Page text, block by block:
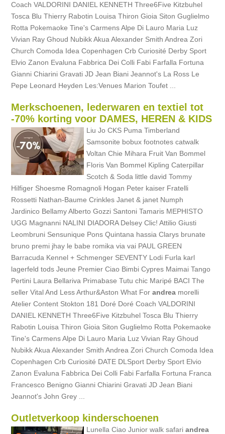
Coach VALDORINI DANIEL KENNETH Three6Five Kitzbuhel
Tosca Blu Thierry Rabotin Louisa Thiron Gioia Siton Guglielmo
Rotta Pokemaoke Tine's Carmens Alpe Di Lauro Maria Luz
Vivian Ray Ghoud Nubikk Akua Alexander Smith Andrea Zori
Church Comoda Idea Copenhagen Crb Curiosité Derby Sport
Elvio Zanon Evaluna Fabbrica Dei Colli Fabi Farfalla Fortuna
Gianni Chiarini Gravati JD Jean Biani Jeannot's La Ross Le
Pepe Leonard Heyden Les:Venues Marion Toufet ...
Merkschoenen, lederwaren en textiel tot
-70% korting voor DAMES, HEREN & KIDS
Liu Jo CKS Puma Timberland
Samsonite bobux footnotes catwalk
Voltan Chie Mihara Fruit Van Bommel
Floris Van Bommel Kipling Caterpillar
Scotch & Soda little david Tommy
Hilfiger Shoesme Romagnoli Hogan Peter kaiser Fratelli
Rossetti Nathan-Baume Crinkles Janet & janet Numph
Jardinico Bellamy Alberto Gozzi Santoni Tamaris MEPHISTO
UGG Magnanni NALINI DIADORA Delsey Clic! Attilio Giusti
Leombruni Sensunique Pons Quintana hassia Clarys brunate
bruno premi jhay le babe romika via vai PAUL GREEN
Barracuda Kennel + Schmenger SEVENTY Lodi Furla karl
lagerfeld tods Jeune Premier Ciao Bimbi Cypres Maimai Tango
Pertini Laura Bellariva Primabase Tutu chic Maripé BACI The
seller Vital And Less Arthur&Aston What Forandrea morelli
Atelier Content Stokton 181 Doré Doré Coach VALDORINI
DANIEL KENNETH Three6Five Kitzbuhel Tosca Blu Thierry
Rabotin Louisa Thiron Gioia Siton Guglielmo Rotta Pokemaoke
Tine's Carmens Alpe Di Lauro Maria Luz Vivian Ray Ghoud
Nubikk Akua Alexander Smith Andrea Zori Church Comoda Idea
Copenhagen Crb Curiosité DATE DLSport Derby Sport Elvio
Zanon Evaluna Fabbrica Dei Colli Fabi Farfalla Fortuna Franca
Francesco Benigno Gianni Chiarini Gravati JD Jean Biani
Jeannot's John Grey ...
Outletverkoop kinderschoenen
Lunella Ciao Junior walk safariandrea